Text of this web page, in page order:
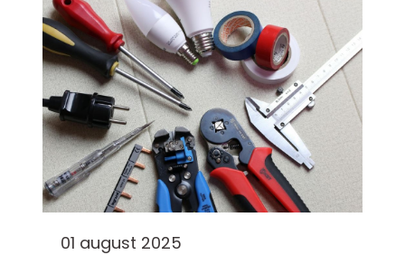
01 august 2025